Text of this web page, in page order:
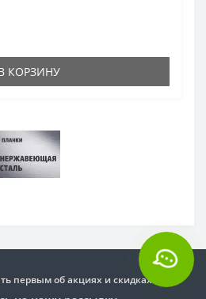
КОРЗИНУ
первым об акциях и скидках?